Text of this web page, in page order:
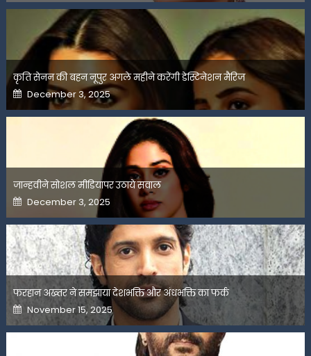
कृति सेनन की बहन नूपुर अगले महीने करेंगी डेस्टिनेशन मैरिज
Posted
on
December 3, 2025
जान्हवीने सोशल मीडियापर उठाये सवाल
Posted
on
December 3, 2025
फरहान अख्तर ने समझाया देशभक्ति और अंधभक्ति का फर्क
Posted
on
November 15, 2025